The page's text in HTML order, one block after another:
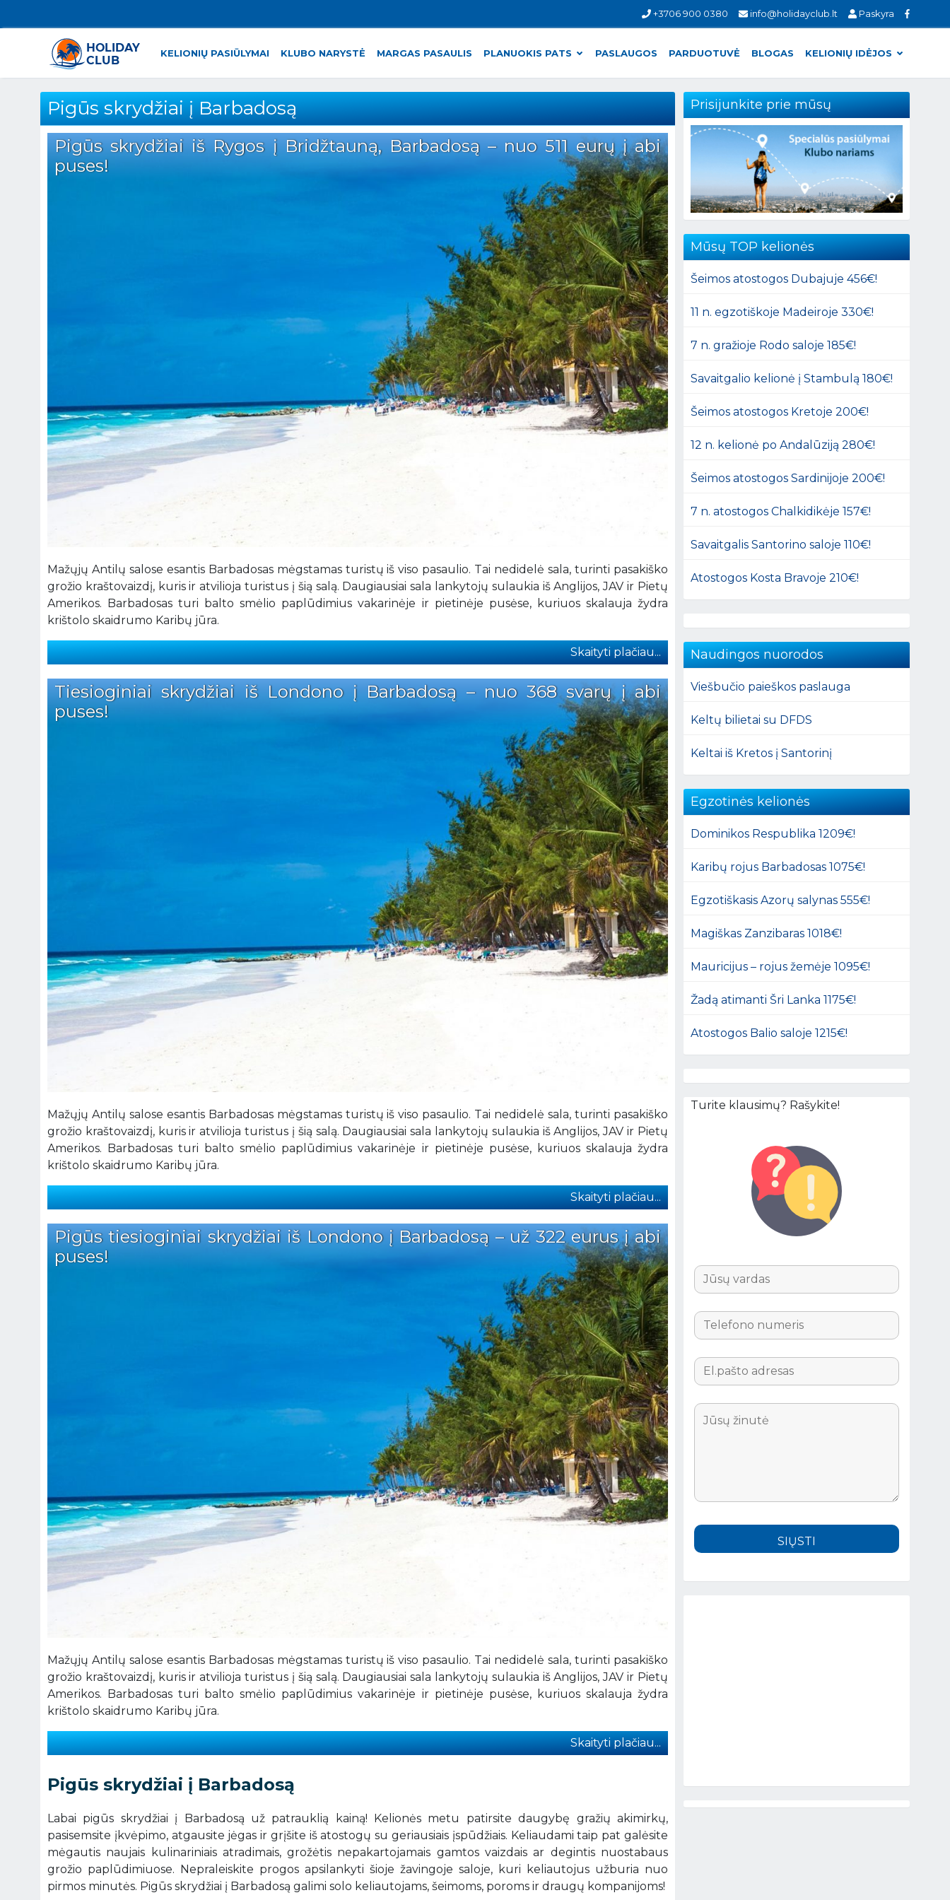
+3706 900 0380 info@holidayclub.lt Paskyra
KELIONIŲ PASIŪLYMAI KLUBO NARYSTĖ MARGAS PASAULIS PLANUOKIS PATS PASLAUGOS PARDUOTUVĖ BLOGAS KELIONIŲ IDĖJOS
Pigūs skrydžiai į Barbadosą
Pigūs skrydžiai iš Rygos į Bridžtauną, Barbadosą – nuo 511 eurų į abi
puses!
Mažųjų Antilų salose esantis Barbadosas mėgstamas turistų iš viso pasaulio. Tai nedidelė sala, turinti pasakiško
grožio kraštovaizdį, kuris ir atvilioja turistus į šią salą. Daugiausiai sala lankytojų sulaukia iš Anglijos, JAV ir Pietų
Amerikos. Barbadosas turi balto smėlio paplūdimius vakarinėje ir pietinėje pusėse, kuriuos skalauja žydra
krištolo skaidrumo Karibų jūra.
Skaityti plačiau...
Tiesioginiai skrydžiai iš Londono į Barbadosą – nuo 368 svarų į abi
puses!
Mažųjų Antilų salose esantis Barbadosas mėgstamas turistų iš viso pasaulio. Tai nedidelė sala, turinti pasakiško
grožio kraštovaizdį, kuris ir atvilioja turistus į šią salą. Daugiausiai sala lankytojų sulaukia iš Anglijos, JAV ir Pietų
Amerikos. Barbadosas turi balto smėlio paplūdimius vakarinėje ir pietinėje pusėse, kuriuos skalauja žydra
krištolo skaidrumo Karibų jūra.
Skaityti plačiau...
Pigūs tiesioginiai skrydžiai iš Londono į Barbadosą – už 322 eurus į abi
puses!
Mažųjų Antilų salose esantis Barbadosas mėgstamas turistų iš viso pasaulio. Tai nedidelė sala, turinti pasakiško
grožio kraštovaizdį, kuris ir atvilioja turistus į šią salą. Daugiausiai sala lankytojų sulaukia iš Anglijos, JAV ir Pietų
Amerikos. Barbadosas turi balto smėlio paplūdimius vakarinėje ir pietinėje pusėse, kuriuos skalauja žydra
krištolo skaidrumo Karibų jūra.
Skaityti plačiau...
Pigūs skrydžiai į Barbadosą
Labai pigūs skrydžiai į Barbadosą už patrauklią kainą! Kelionės metu patirsite daugybę gražių akimirkų,
pasisemsite įkvėpimo, atgausite jėgas ir grįšite iš atostogų su geriausiais įspūdžiais. Keliaudami taip pat galėsite
mėgautis naujais kulinariniais atradimais, grožėtis nepakartojamais gamtos vaizdais ar degintis nuostabaus
grožio paplūdimiuose. Nepraleiskite progos apsilankyti šioje žavingoje saloje, kuri keliautojus užburia nuo
pirmos minutės. Pigūs skrydžiai į Barbadosą galimi solo keliautojams, šeimoms, poroms ir draugų kompanijoms!
Prisijunkite prie mūsų
Mūsų TOP kelionės
Šeimos atostogos Dubajuje 456€!
11 n. egzotiškoje Madeiroje 330€!
7 n. gražioje Rodo saloje 185€!
Savaitgalio kelionė į Stambulą 180€!
Šeimos atostogos Kretoje 200€!
12 n. kelionė po Andalūziją 280€!
Šeimos atostogos Sardinijoje 200€!
7 n. atostogos Chalkidikėje 157€!
Savaitgalis Santorino saloje 110€!
Atostogos Kosta Bravoje 210€!
Naudingos nuorodos
Viešbučio paieškos paslauga
Keltų bilietai su DFDS
Keltai iš Kretos į Santorinį
Egzotinės kelionės
Dominikos Respublika 1209€!
Karibų rojus Barbadosas 1075€!
Egzotiškasis Azorų salynas 555€!
Magiškas Zanzibaras 1018€!
Mauricijus – rojus žemėje 1095€!
Žadą atimanti Šri Lanka 1175€!
Atostogos Balio saloje 1215€!
Turite klausimų? Rašykite!